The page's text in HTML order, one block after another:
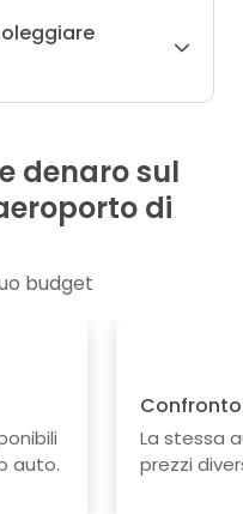
denaro sul
di
budget
auto.
La stessa
prezzi